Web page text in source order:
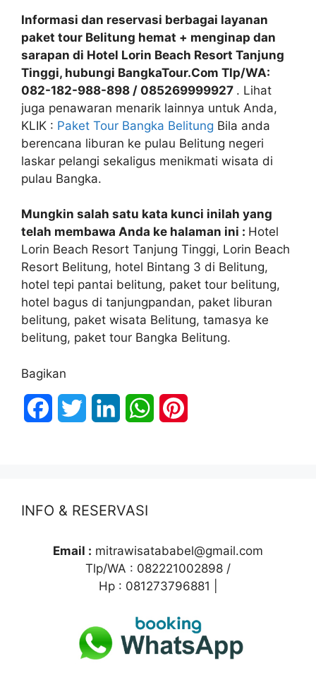
Informasi dan reservasi berbagai layanan
paket tour Belitung hemat + menginap dan
sarapan di Hotel Lorin Beach Resort Tanjung
Tinggi, hubungi BangkaTour.Com Tlp/WA:
082-182-988-898 / 085269999927 . Lihat
juga penawaran menarik lainnya untuk Anda,
KLIK : Paket Tour Bangka Belitung Bila anda
berencana liburan ke pulau Belitung negeri
laskar pelangi sekaligus menikmati wisata di
pulau Bangka.
Mungkin salah satu kata kunci inilah yang
telah membawa Anda ke halaman ini : Hotel
Lorin Beach Resort Tanjung Tinggi, Lorin Beach
Resort Belitung, hotel Bintang 3 di Belitung,
hotel tepi pantai belitung, paket tour belitung,
hotel bagus di tanjungpandan, paket liburan
belitung, paket wisata Belitung, tamasya ke
belitung, paket tour Bangka Belitung.
Bagikan
o
e
r
d
W
A
p
r
e
t
INFO & RESERVASI
Email : mitrawisatababel@gmail.com
Tlp/WA : 082221002898 /
Hp : 081273796881 |